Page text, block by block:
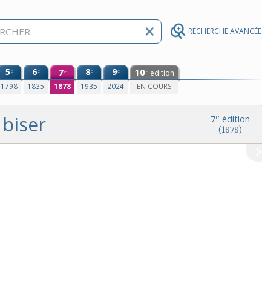
RECHERCHE AVANCÉE
5e
1798
6e
1835
7e
1878
8e
1935
9e
2024
10e édition
EN COURS
7e édition
(1878)
biser